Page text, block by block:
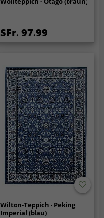
SFr. 97.99
Wilton-Teppich - Peking
Imperial (blau)